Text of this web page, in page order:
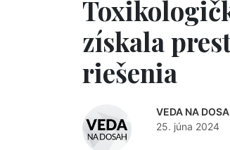
získala
riešenia
VEDA NA
25. júna 2024